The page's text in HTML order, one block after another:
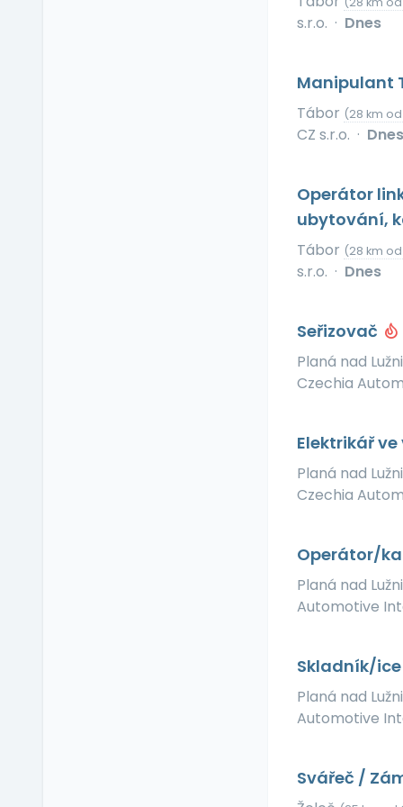
s.r.o. · Dnes
Manipulant
Tábor (28 km
CZ s.r.o. · Dnes
Operátor
ubytování,
Tábor (28 km
s.r.o. · Dnes
Seřizovač
Planá nad
Czechia
Elektrikář
Planá nad
Czechia
Operátor/
Planá nad
Automotive
Skladník/
Planá nad
Automotive
Svářeč /